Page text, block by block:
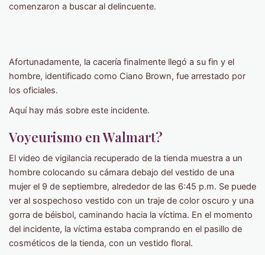
comenzaron a buscar al delincuente.
Afortunadamente, la cacería finalmente llegó a su fin y el
hombre, identificado como Ciano Brown, fue arrestado por
los oficiales.
Aquí hay más sobre este incidente.
Voyeurismo en Walmart?
El video de vigilancia recuperado de la tienda muestra a un
hombre colocando su cámara debajo del vestido de una
mujer el 9 de septiembre, alrededor de las 6:45 p.m. Se puede
ver al sospechoso vestido con un traje de color oscuro y una
gorra de béisbol, caminando hacia la víctima. En el momento
del incidente, la víctima estaba comprando en el pasillo de
cosméticos de la tienda, con un vestido floral.